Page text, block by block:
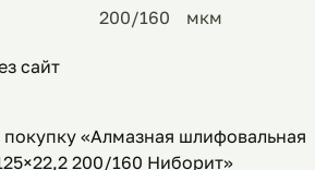
200/160 мкм
сайт
покупку «Алмазная шлифовальная
200/160 Ниборит»